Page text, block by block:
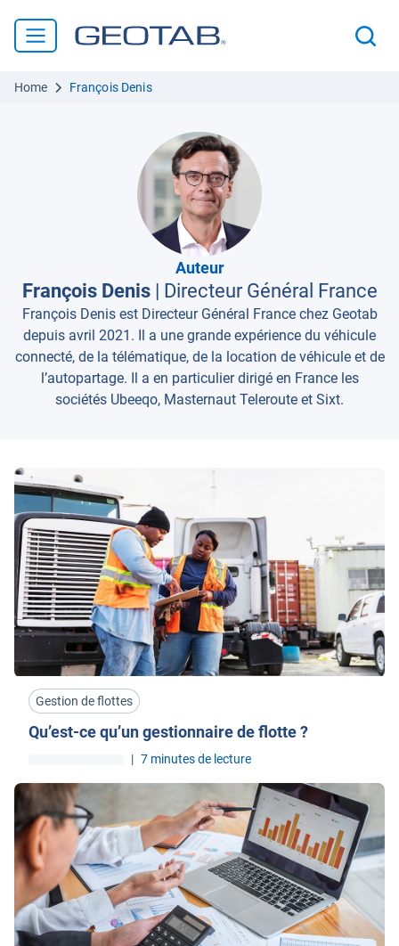
Home François Denis
Auteur
François Denis| Directeur Général France
François Denis est Directeur Général France chez Geotab
depuis avril 2021. Il a une grande expérience du véhicule
connecté, de la télématique, de la location de véhicule et de
l’autopartage. Il a en particulier dirigé en France les
sociétés Ubeeqo, Masternaut Teleroute et Sixt.
Gestion de flottes
Qu’est-ce qu’un gestionnaire de flotte ?
| 7 minutes de lecture